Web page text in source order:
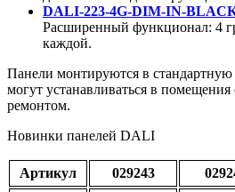
DALI-223-4G-DIM-IN-
Расширенный функционал: 4
каждой.
Панели монтируются в
могут устанавливаться в
ремонтом.
Новинки панелей DALI
Артикул 029243